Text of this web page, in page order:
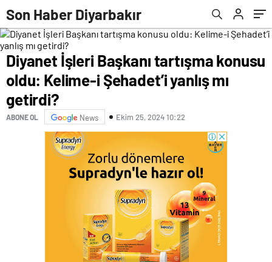
Son Haber Diyarbakır
Diyanet İşleri Başkanı tartışma konusu
oldu: Kelime-i Şehadet’i yanlış mı
getirdi?
ABONE OL News Ekim 25, 2024 10:22